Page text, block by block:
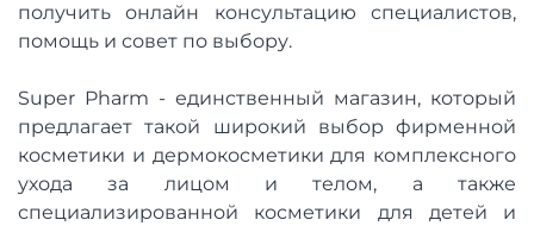
получить онлайн консультацию специалистов,
помощь и совет по выбору.
Super Pharm - единственный магазин, который
предлагает такой широкий выбор фирменной
косметики и дермокосметики для комплексного
ухода за лицом и телом, а также
специализированной косметики для детей и